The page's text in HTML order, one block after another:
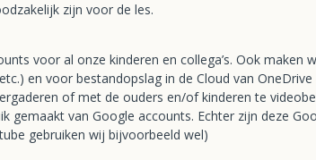
zijn voor de les.
voor al onze kinderen en collega’s. Ook
en voor bestandopslag in de Cloud van
of met de ouders en/of kinderen te
gemaakt van Google accounts. Echter zijn deze
gebruiken wij bijvoorbeeld wel)